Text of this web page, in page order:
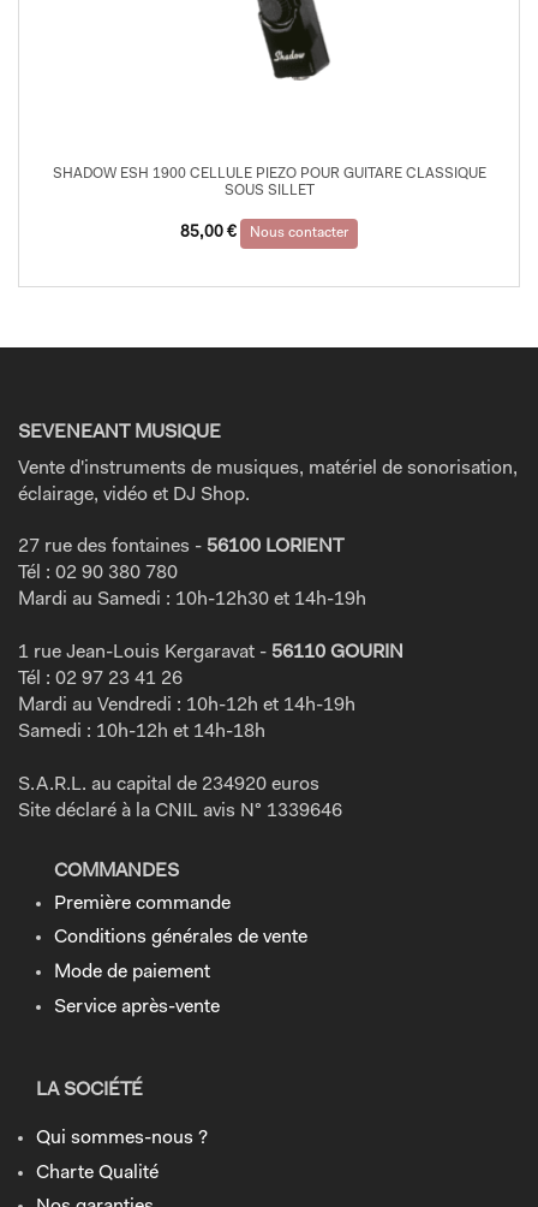
SHADOW ESH 1900 CELLULE PIEZO POUR GUITARE CLASSIQUE
SOUS SILLET
85,00 € Nous contacter
SEVENEANT MUSIQUE
Vente d'instruments de musiques, matériel de sonorisation,
éclairage, vidéo et DJ Shop.
27 rue des fontaines - 56100 LORIENT
Tél : 02 90 380 780
Mardi au Samedi : 10h-12h30 et 14h-19h
1 rue Jean-Louis Kergaravat - 56110 GOURIN
Tél : 02 97 23 41 26
Mardi au Vendredi : 10h-12h et 14h-19h
Samedi : 10h-12h et 14h-18h
S.A.R.L. au capital de 234920 euros
Site déclaré à la CNIL avis N° 1339646
COMMANDES
Première commande
Conditions générales de vente
Mode de paiement
Service après-vente
LA SOCIÉTÉ
Qui sommes-nous ?
Charte Qualité